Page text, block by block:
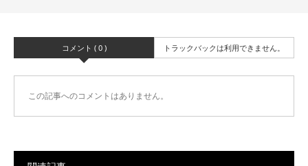
コメント ( 0 ) トラックバックは利用できません。
この記事へのコメントはありません。